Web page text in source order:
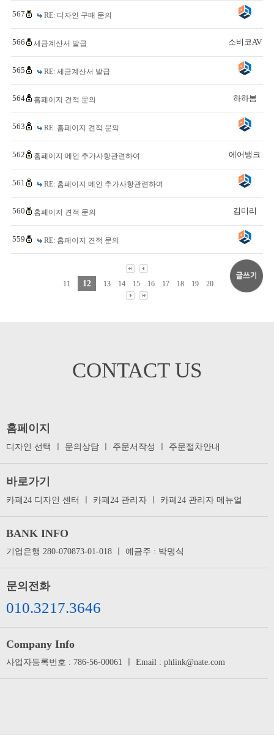
567 RE: 디자인 구매 문의
566 세금계산서 발급 소비코AV
565 RE: 세금계산서 발급
564 홈페이지 견적 문의 하하봄
563 RE: 홈페이지 견적 문의
562 홈페이지 메인 추가사항관련하여 에어뱅크
561 RE: 홈페이지 메인 추가사항관련하여
560 홈페이지 견적 문의 김미리
559 RE: 홈페이지 견적 문의
11 12 13 14 15 16 17 18 19 20
CONTACT US
홈페이지
디자인 선택 문의상담 주문서작성 주문절차안내
바로가기
카페24 디자인 센터 카페24 관리자 카페24 관리자 메뉴얼
BANK INFO
기업은행 280-070873-01-018 ㅣ 예금주 : 박명식
문의전화
010.3217.3646
Company Info
사업자등록번호 : 786-56-00061 ㅣ Email : phlink@nate.com